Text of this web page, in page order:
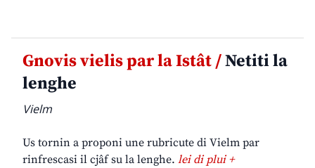
Gnovis vielis par la Istât /Netiti la
lenghe
Vielm
Us tornin a proponi une rubricute di Vielm par
rinfrescasi il cjâf su la lenghe. lei di plui +